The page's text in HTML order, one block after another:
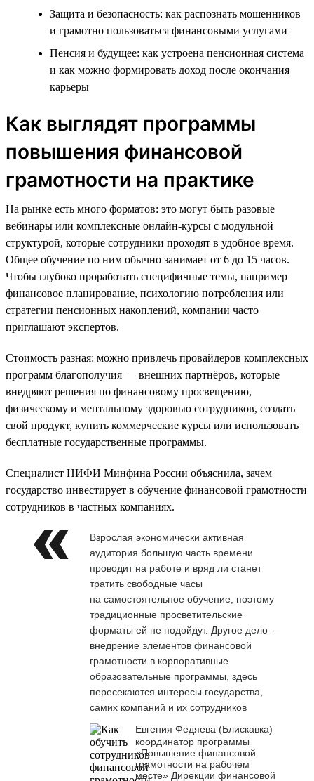
Защита и безопасность: как распознать мошенников
и грамотно пользоваться финансовыми услугами
Пенсия и будущее: как устроена пенсионная система
и как можно формировать доход после окончания
карьеры
Как выглядят программы
повышения финансовой
грамотности на практике
На рынке есть много форматов: это могут быть разовые
вебинары или комплексные онлайн-курсы с модульной
структурой, которые сотрудники проходят в удобное время.
Общее обучение по ним обычно занимает от 6 до 15 часов.
Чтобы глубоко проработать специфичные темы, например
финансовое планирование, психологию потребления или
стратегии пенсионных накоплений, компании часто
приглашают экспертов.
Стоимость разная: можно привлечь провайдеров комплексных
программ благополучия — внешних партнёров, которые
внедряют решения по финансовому просвещению,
физическому и ментальному здоровью сотрудников, создать
свой продукт, купить коммерческие курсы или использовать
бесплатные государственные программы.
Специалист НИФИ Минфина России объяснила, зачем
государство инвестирует в обучение финансовой грамотности
сотрудников в частных компаниях.
Взрослая экономически активная
аудитория большую часть времени
проводит на работе и вряд ли станет
тратить свободные часы
на самостоятельное обучение, поэтому
традиционные просветительские
форматы ей не подойдут. Другое дело —
внедрение элементов финансовой
грамотности в корпоративные
образовательные программы, здесь
пересекаются интересы государства,
самих компаний и их сотрудников
Евгения Федяева (Блискавка)
координатор программы
«Повышение финансовой
грамотности на рабочем
месте» Дирекции финансовой